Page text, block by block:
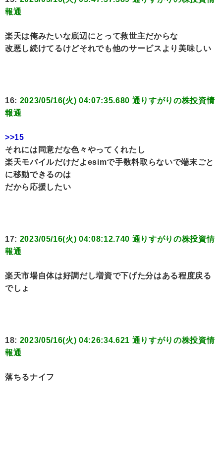
報通
楽天は俺みたいな底辺にとって救世主だからな
改悪し続けてるけどそれでも他のサービスより美味しい
16: 2023/05/16(火) 04:07:35.680 通りすがりの株投資情
報通
>>15
それには同意だな色々やってくれたし
楽天モバイルだけだよesimで手数料取らないで端末ごと
に移動できるのは
だから応援したい
17: 2023/05/16(火) 04:08:12.740 通りすがりの株投資情
報通
楽天市場自体は好調だし増資で下げた分はある程度戻る
でしょ
18: 2023/05/16(火) 04:26:34.621 通りすがりの株投資情
報通
落ちるナイフ